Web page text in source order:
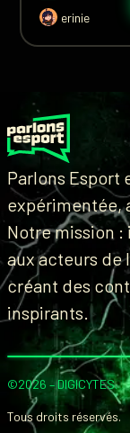
erinie
Parlons Esport
expérimentée,
Notre mission
aux acteurs de
créant des
inspirants.
©2026 –DIGICYTES.
Tous droits réservés.